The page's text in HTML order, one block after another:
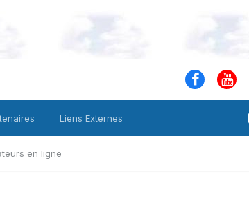
en ligne
Liens Externes